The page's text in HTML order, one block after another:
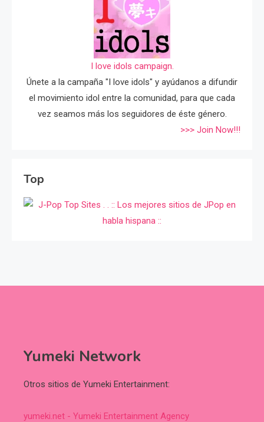
I love idols campaign.
Únete a la campaña "I love idols" y ayúdanos a difundir
el movimiento idol entre la comunidad, para que cada
vez seamos más los seguidores de éste género.
>>> Join Now!!!
Top
Yumeki Network
Otros sitios de Yumeki Entertainment:
yumeki.net - Yumeki Entertainment Agency